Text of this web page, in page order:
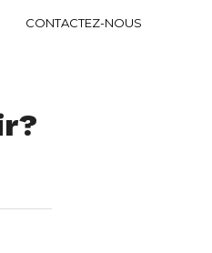
CONTACTEZ-NOUS